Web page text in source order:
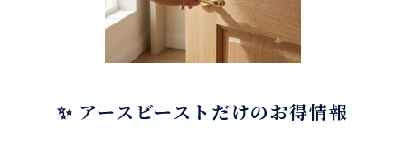
✨ アースビーストだけのお得情報